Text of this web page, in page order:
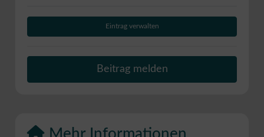
Eintrag verwalten
Beitrag melden
Mehr Informationen